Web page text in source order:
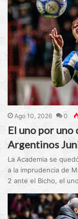
Ago 10, 2026 0
El uno por
Argentinos
La Academia se
a la imprudencia de
2 ante el Bicho, el